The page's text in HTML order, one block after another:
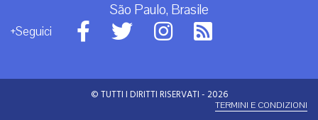
São Paulo, Brasile
+Seguici
© TUTTI I DIRITTI RISERVATI - 2026
TERMINI E CONDIZIONI